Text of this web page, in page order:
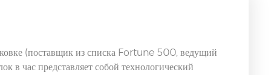
(поставщик из списка Fortune 500, ведущий
в час представляет собой технологический